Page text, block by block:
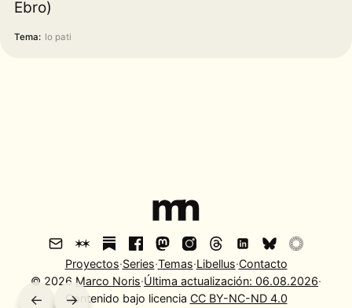
← →
Ebro)
Tema: lo pati
Proyectos·Series·Temas·Libellus·Contacto
© 2026 Marco Noris·Última actualización: 06.08.2026·
Contenido bajo licencia CC BY-NC-ND 4.0